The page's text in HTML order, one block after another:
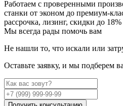
Работаем с проверенными
станки от эконом до премиум-
рассрочка, лизинг, скидки до
Мы всегда рады помочь вам
Не нашли то, что искали или
Оставьте заявку, и мы подберем